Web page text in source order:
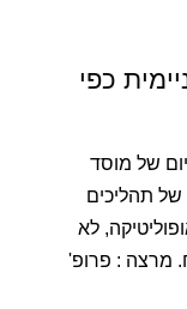
כפי
של מוסד
תהליכים
לא
מרצה : פרופ'